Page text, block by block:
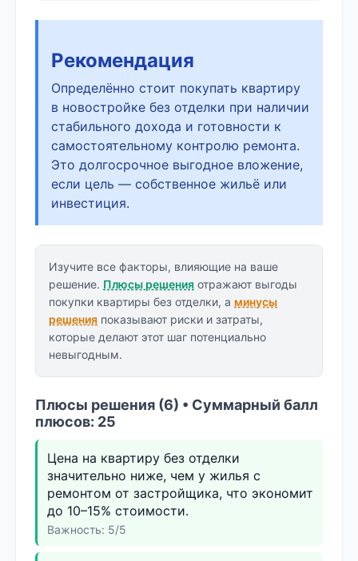
Рекомендация
Определённо стоит покупать квартиру
в новостройке без отделки при наличии
стабильного дохода и готовности к
самостоятельному контролю ремонта.
Это долгосрочное выгодное вложение,
если цель — собственное жильё или
инвестиция.
Изучите все факторы, влияющие на ваше
решение. Плюсы решения отражают выгоды
покупки квартиры без отделки, а минусы
решения показывают риски и затраты,
которые делают этот шаг потенциально
невыгодным.
Плюсы решения (6) • Суммарный балл
плюсов: 25
Цена на квартиру без отделки
значительно ниже, чем у жилья с
ремонтом от застройщика, что экономит
до 10–15% стоимости.
Важность: 5/5